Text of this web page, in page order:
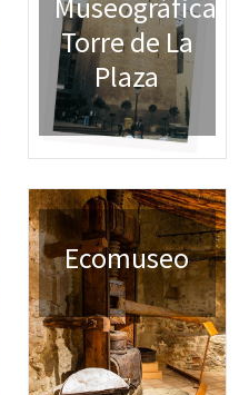
Torre de La
Plaza
Ecomuseo